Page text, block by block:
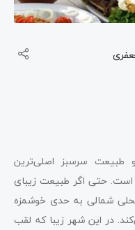
طبیعت سرسبز اصلی‌ترین
است. حتی اگر طبیعت زیبای
محلی شمالی به حدی خوشمزه
در این شهر زیبا که لقب